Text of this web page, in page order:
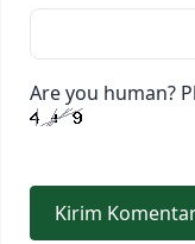
Are you human?